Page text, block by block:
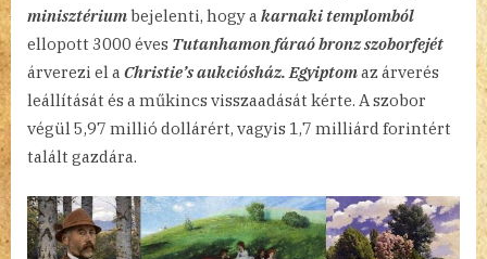
minisztériumbejelenti, hogy a karnaki templomból
ellopott 3000 éves Tutanhamon fáraó bronz szoborfejét
árverezi el a Christie’s aukciósház. Egyiptomaz árverés
leállítását és a műkincs visszaadását kérte. A szobor
végül 5,97 millió dollárért, vagyis 1,7 milliárd forintért
talált gazdára.